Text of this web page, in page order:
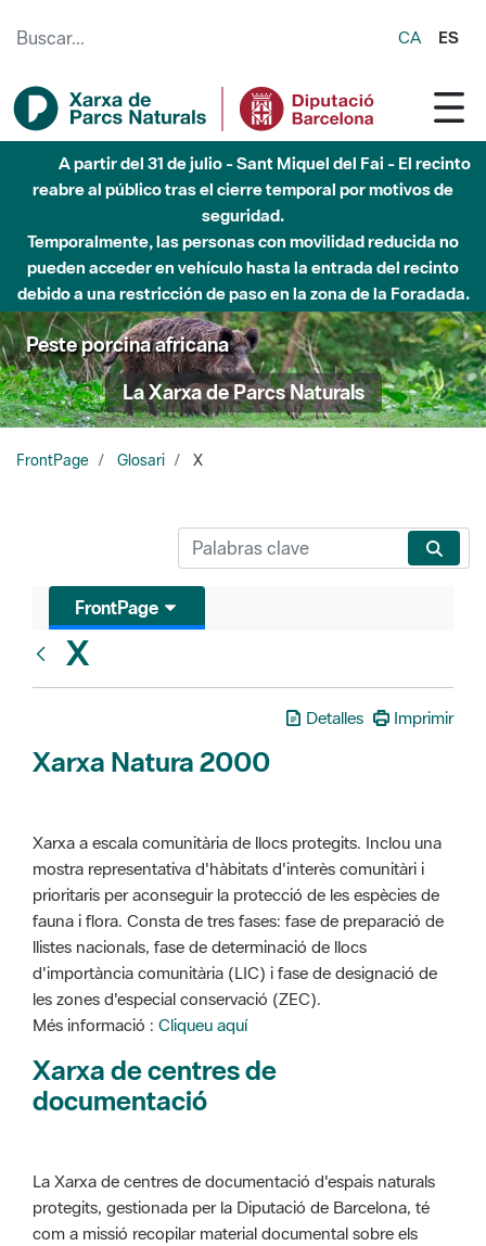
CA ES
A partir del 31 de julio - Sant Miquel del Fai - El recinto
reabre al público tras el cierre temporal por motivos de
seguridad.
Temporalmente, las personas con movilidad reducida no
pueden acceder en vehículo hasta la entrada del recinto
debido a una restricción de paso en la zona de la Foradada.
Peste porcina africana
La Xarxa de Parcs Naturals
FrontPage Glosari X
FrontPage
X
Detalles Imprimir
Xarxa Natura 2000
Xarxa a escala comunitària de llocs protegits. Inclou una
mostra representativa d'hàbitats d'interès comunitàri i
prioritaris per aconseguir la protecció de les espècies de
fauna i flora. Consta de tres fases: fase de preparació de
llistes nacionals, fase de determinació de llocs
d'importància comunitària (LIC) i fase de designació de
les zones d'especial conservació (ZEC).
Més informació : Cliqueu aquí
Xarxa de centres de
documentació
La Xarxa de centres de documentació d'espais naturals
protegits, gestionada per la Diputació de Barcelona, té
com a missió recopilar material documental sobre els